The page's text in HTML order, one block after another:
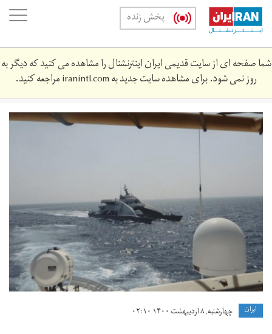
Skip
main
content
پخش زنده
شما صفحه ای از سایت قدیمی ایران اینترنشنال را مشاهده می کنید که دیگر به
روز نمی شود. برای مشاهده سایت جدید بهiranintl.comمراجعه کنید.
n-
k-
3552535530234554.jpg
ايران چهارشنبه, ۸ اردیبهشت ۱۴۰۰ ۰۲:۱۰